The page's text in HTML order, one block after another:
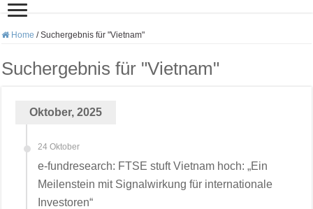
Home / Suchergebnis für "Vietnam"
Suchergebnis für "Vietnam"
Oktober, 2025
24 Oktober
e-fundresearch: FTSE stuft Vietnam hoch: „Ein
Meilenstein mit Signalwirkung für internationale
Investoren“